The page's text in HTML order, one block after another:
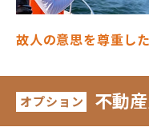
故人の意思を尊重し
オプション 不動